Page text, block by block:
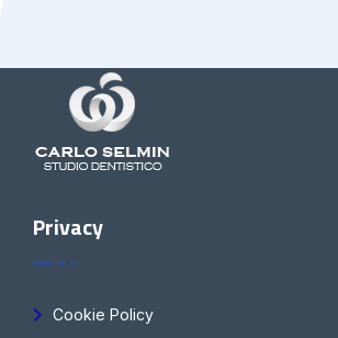
Privacy
Cookie Policy